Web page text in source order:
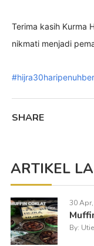
Terima kasih Kurma
nikmati menjadi
SHARE
ARTIKEL
30
By: